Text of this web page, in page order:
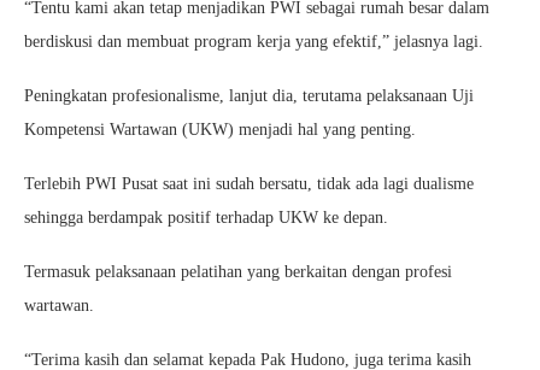
“Tentu kami akan tetap menjadikan PWI sebagai rumah besar dalam
berdiskusi dan membuat program kerja yang efektif,” jelasnya lagi.
Peningkatan profesionalisme, lanjut dia, terutama pelaksanaan Uji
Kompetensi Wartawan (UKW) menjadi hal yang penting.
Terlebih PWI Pusat saat ini sudah bersatu, tidak ada lagi dualisme
sehingga berdampak positif terhadap UKW ke depan.
Termasuk pelaksanaan pelatihan yang berkaitan dengan profesi
wartawan.
“Terima kasih dan selamat kepada Pak Hudono, juga terima kasih